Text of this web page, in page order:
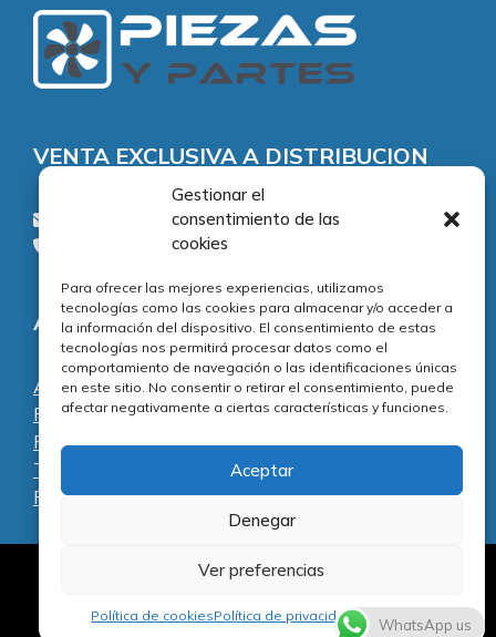
Gestionar el
consentimiento de las
cookies
Para ofrecer las mejores experiencias, utilizamos
tecnologías como las cookies para almacenar y/o acceder a
la información del dispositivo. El consentimiento de estas
tecnologías nos permitirá procesar datos como el
comportamiento de navegación o las identificaciones únicas
en este sitio. No consentir o retirar el consentimiento, puede
afectar negativamente a ciertas características y funciones.
Aceptar
Denegar
Ver preferencias
Política de cookiesPolítica de privacidadAviso Legal
VENTA EXCLUSIVA A DISTRIBUCION
consultas@piezasypartes.es
Tel.: 91 811 73 02
Adecuación normativa
Aviso legal
Política de privacidad
Política de cookies
Términos y condiciones
Preguntas frecuentes
Al servicio de la reparación y el mantenimiento
0 artículos -0,00€
Finalizar Compra
WhatsApp us